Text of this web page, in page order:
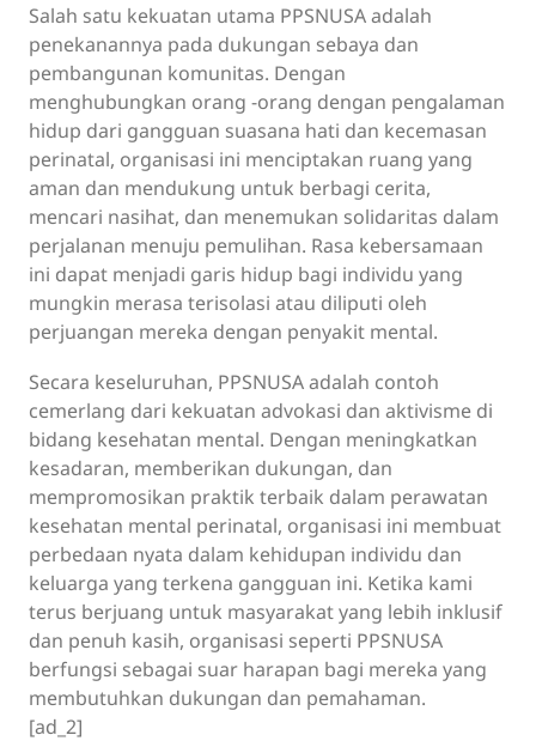
Salah satu kekuatan utama PPSNUSA adalah
penekanannya pada dukungan sebaya dan
pembangunan komunitas. Dengan
menghubungkan orang -orang dengan pengalaman
hidup dari gangguan suasana hati dan kecemasan
perinatal, organisasi ini menciptakan ruang yang
aman dan mendukung untuk berbagi cerita,
mencari nasihat, dan menemukan solidaritas dalam
perjalanan menuju pemulihan. Rasa kebersamaan
ini dapat menjadi garis hidup bagi individu yang
mungkin merasa terisolasi atau diliputi oleh
perjuangan mereka dengan penyakit mental.
Secara keseluruhan, PPSNUSA adalah contoh
cemerlang dari kekuatan advokasi dan aktivisme di
bidang kesehatan mental. Dengan meningkatkan
kesadaran, memberikan dukungan, dan
mempromosikan praktik terbaik dalam perawatan
kesehatan mental perinatal, organisasi ini membuat
perbedaan nyata dalam kehidupan individu dan
keluarga yang terkena gangguan ini. Ketika kami
terus berjuang untuk masyarakat yang lebih inklusif
dan penuh kasih, organisasi seperti PPSNUSA
berfungsi sebagai suar harapan bagi mereka yang
membutuhkan dukungan dan pemahaman.
[ad_2]